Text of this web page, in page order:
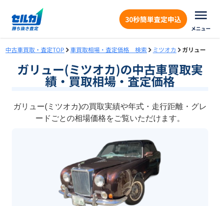
30秒簡単査定申込
メニュー
中古車買取・査定TOP 車買取相場・査定価格 検索 ミツオカ ガリュー
ガリュー(ミツオカ)の中古車買取実
績・買取相場・査定価格
ガリュー(ミツオカ)の買取実績や年式・走行距離・グレ
ードごとの相場価格をご覧いただけます。